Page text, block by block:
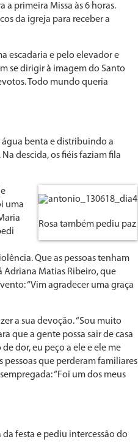
primeira Missa às 6 horas.
da igreja para receber a
escadaria e pelo elevador e
se dirigir à imagem do Santo
Todo mundo queria
água benta e distribuindo a
descida, os fiéis faziam fila
Rosa também pediu paz
uma
Que as pessoas tenham
Adriana Matias Ribeiro, que
“Vim agradecer uma graça
a sua devoção. “Sou muito
que a gente possa sair de casa
dor, eu peço a ele e ele me
pessoas que perderam familiares
“Foi um dos meus
festa e pediu intercessão do